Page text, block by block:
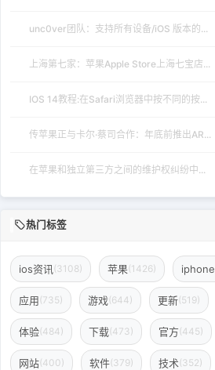
unc0ver团队：支持所有设备/iOS 版本的...
上海第七家：苹果Apple Store上海七宝店...
IOS 14教程:在Safari浏览器中按不同的按...
传苹果正与卡尔·蔡司合作：年底前推出AR...
在苹果和独立第三方之间的维护权纠纷中...
热门标签
ios资讯 (3108) 苹果(1426) iphone
应用(735) 游戏(644) 更新(519)
体验(484) 下载(473) 官方(445)
网站(400) 软件(379) 技术(352)